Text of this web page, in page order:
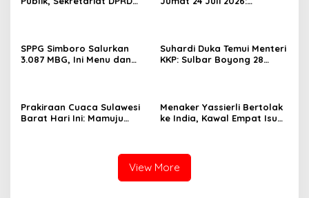
SPPG Simboro Salurkan
3.087 MBG, Ini Menu dan
Suhardi Duka Temui Menteri
KKP: Sulbar Boyong 28
Prakiraan Cuaca Sulawesi
Barat Hari Ini: Mamuju
Menaker Yassierli Bertolak
ke India, Kawal Empat Isu
View More